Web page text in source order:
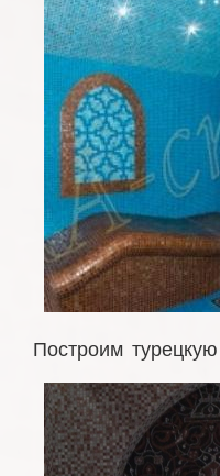
Построим